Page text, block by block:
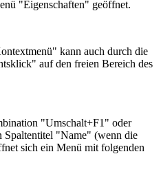
"Eigenschaften" geöffnet.
kann auch durch die
auf den freien Bereich des
"Umschalt+F1" oder
Spaltentitel "Name" (wenn die
sich ein Menü mit folgenden